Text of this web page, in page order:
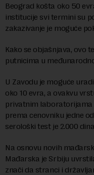
Beograd košta oko 50
institucije svi termini su
zakazivanje je moguće
Kako se objašnjava, ovo
putnicima u
U Zavodu je moguće
oko 10 evra, a ovakvu
privatnim laboratorijama
prema cenovniku jedne
serološki test je 2.000
Na osnovu novih
Mađarska je Srbiju
znači da stranci i